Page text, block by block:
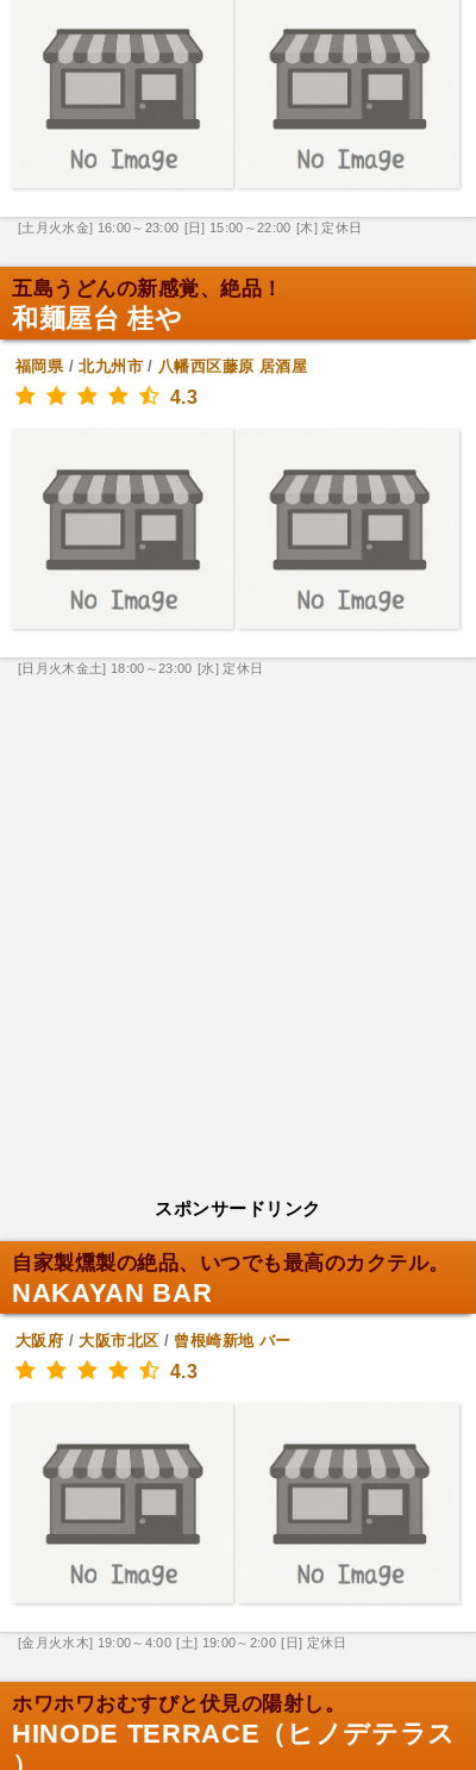
[土月火水金] 16:00～23:00 [日] 15:00～22:00 [木] 定休日
五島うどんの新感覚、絶品！
和麺屋台 桂や
福岡県/北九州市/ 八幡西区藤原 居酒屋
4.3
[日月火木金土] 18:00～23:00 [水] 定休日
スポンサードリンク
自家製燻製の絶品、いつでも最高のカクテル。
NAKAYAN BAR
大阪府 /大阪市北区 / 曾根崎新地 バー
4.3
[金月火水木] 19:00～4:00 [土] 19:00～2:00 [日] 定休日
ホワホワおむすびと伏見の陽射し。
HINODE TERRACE（ヒノデテラス